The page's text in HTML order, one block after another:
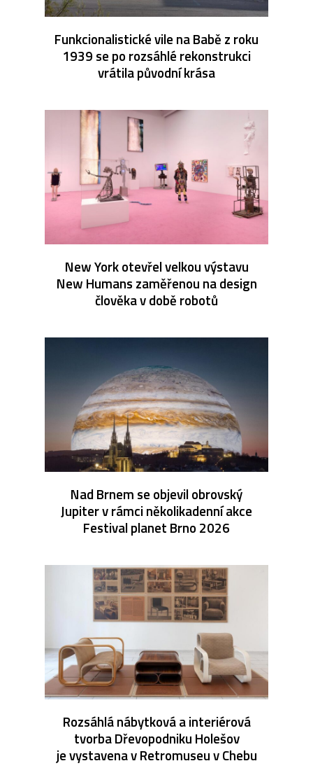
Funkcionalistické vile na Babě z roku
1939 se po rozsáhlé rekonstrukci
vrátila původní krása
New York otevřel velkou výstavu
New Humans zaměřenou na design
člověka v době robotů
Nad Brnem se objevil obrovský
Jupiter v rámci několikadenní akce
Festival planet Brno 2026
Rozsáhlá nábytková a interiérová
tvorba Dřevopodniku Holešov
je vystavena v Retromuseu v Chebu